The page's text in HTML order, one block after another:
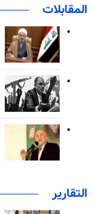
المقابلات
التقارير